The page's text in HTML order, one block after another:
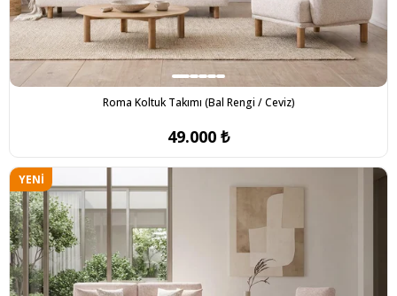
Roma Koltuk Takımı (Bal Rengi / Ceviz)
49.000 ₺
YENI
ÜRÜN